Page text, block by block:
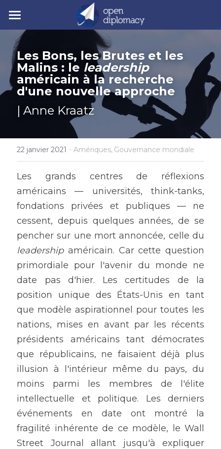
| Accueil
| Nos activités
• Nos jeunes leaders
• Nos événements
• Nos publications
• Y7 2026
| Nos actualités
Comprendre la polycrise
• Crise géopolitique
• Crise écologique
• Crise économique
• Crise politique
• Notre mission
• Notre gouvernance
• Nos experts
• Nos partenaires
Rechercher
Y7 2026
Les Bons, les Brutes et les
Malins : le
leadership
américain à la recherche
d'une nouvelle approche
| Anne Kraatz
22 janvier 2021 · Amériques, Gouvernance mondiale
Les grands centres de réflexions
américains — universités, think-tanks,
fondations privées et publiques — ne
cessent, depuis quelques années, de se
leadership américain. Car cette question
primordiale pour l'avenir du monde ne
date pas d'hier. Les certitudes de la
position unique des États-Unis en tant
que modèle aspirationnel pour toutes les
nations, mises en avant par les récents
présidents américains tant démocrates
que républicains, ne faisaient déjà plus
illusion à l'intérieur même du pays, du
moins parmi les membres de l'élite
intellectuelle et politique. Les derniers
événements en date ont montré la
fragilité inhérente de ce modèle, le Wall
Street Journal allant jusqu'à expliquer